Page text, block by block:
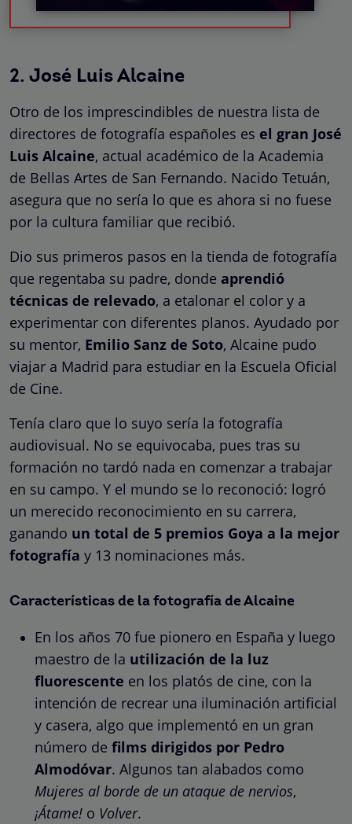
2. José Luis Alcaine
Otro de los imprescindibles de nuestra lista de
directores de fotografía españoles es el gran José
Luis Alcaine, actual académico de la Academia
de Bellas Artes de San Fernando. Nacido Tetuán,
asegura que no sería lo que es ahora si no fuese
por la cultura familiar que recibió.
Dio sus primeros pasos en la tienda de fotografía
que regentaba su padre, donde aprendió
técnicas de relevado, a etalonar el color y a
experimentar con diferentes planos. Ayudado por
su mentor, Emilio Sanz de Soto, Alcaine pudo
viajar a Madrid para estudiar en la Escuela Oficial
de Cine.
Tenía claro que lo suyo sería la fotografía
audiovisual. No se equivocaba, pues tras su
formación no tardó nada en comenzar a trabajar
en su campo. Y el mundo se lo reconoció: logró
un merecido reconocimiento en su carrera,
ganando un total de 5 premios Goya a la mejor
fotografía y 13 nominaciones más.
Características de la fotografía de Alcaine
En los años 70 fue pionero en España y luego
maestro de la utilización de la luz
fluorescente en los platós de cine, con la
intención de recrear una iluminación artificial
y casera, algo que implementó en un gran
número de films dirigidos por Pedro
Almodóvar. Algunos tan alabados como
Mujeres al borde de un ataque de nervios,
¡Átame! o Volver.